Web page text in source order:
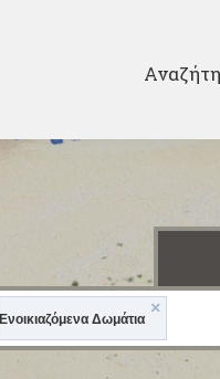
×
Ενοικιαζόμενα Δωμάτια